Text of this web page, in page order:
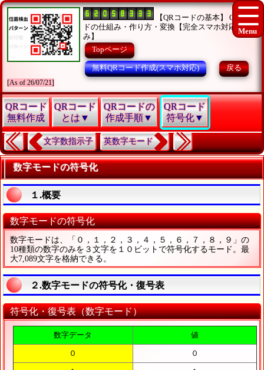
【QRコードの基本】 QRコー
ドの仕組み・作り方・変換【完全スマホ対応済
み】
Topページ
無料QRコード作成(スマホ対応) 戻る
[As of 26/07/21]
QRコード
無料作成
QRコード
とは▼
QRコードの
作成手順▼
QRコード
符号化▼
文字数指示子 英数字モード
数字モードの符号化
１.概要
数字モードの符号化
数字モードは、「０，１，２，３，４，５，６，７，８，９」の
10種類の数字のみを３文字を１０ビットで符号化するモード。最
大7,089文字を格納できる。
２.数字モードの符号化・復号表
符号化・復号表（数字モード）
数字データ 値
０ ０